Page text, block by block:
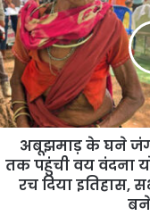
अबूझमाड़ के घने
तक पहुंची वय वंदना
रच दिया इतिहास,
बने